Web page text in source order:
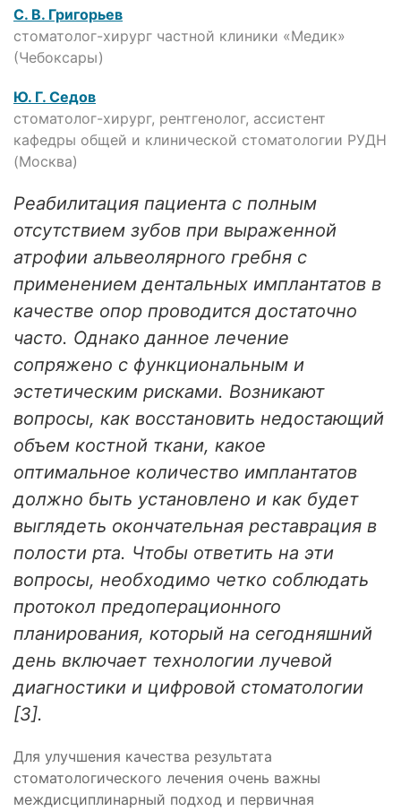
С. В. Григорьев
стоматолог-хирург частной клиники «Медик»
(Чебоксары)
Ю. Г. Седов
стоматолог-хирург, рентгенолог, ассистент
кафедры общей и клинической стоматологии РУДН
(Москва)
Реабилитация пациента с полным
отсутствием зубов при выраженной
атрофии альвеолярного гребня с
применением дентальных имплантатов в
качестве опор проводится достаточно
часто. Однако данное лечение
сопряжено с функциональным и
эстетическим рисками. Возникают
вопросы, как восстановить недостающий
объем костной ткани, какое
оптимальное количество имплантатов
должно быть установлено и как будет
выглядеть окончательная реставрация в
полости рта. Чтобы ответить на эти
вопросы, необходимо четко соблюдать
протокол предоперационного
планирования, который на сегодняшний
день включает технологии лучевой
диагностики и цифровой стоматологии
[3].
Для улучшения качества результата
стоматологического лечения очень важны
междисциплинарный подход и первичная